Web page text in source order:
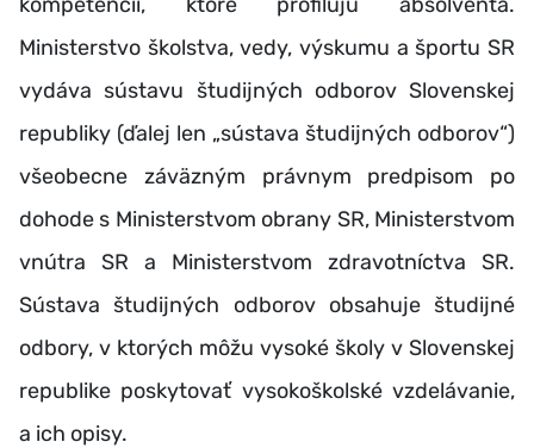
Ministerstvo školstva, vedy, výskumu a športu SR
vydáva sústavu študijných odborov Slovenskej
republiky (ďalej len „sústava študijných odborov“)
všeobecne záväzným právnym predpisom po
dohode s Ministerstvom obrany SR, Ministerstvom
vnútra SR a Ministerstvom zdravotníctva SR.
Sústava študijných odborov obsahuje študijné
odbory, v ktorých môžu vysoké školy v Slovenskej
republike poskytovať vysokoškolské vzdelávanie,
a ich opisy.